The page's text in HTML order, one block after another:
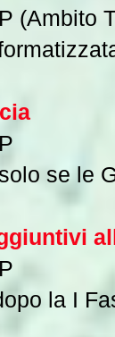
(Ambito
se le
la I